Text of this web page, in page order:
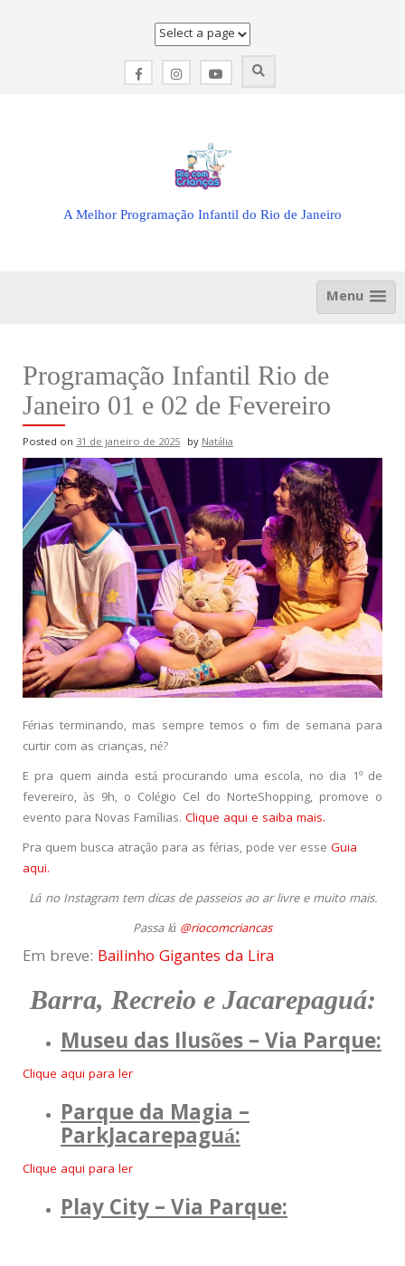
A Melhor Programação Infantil do Rio de Janeiro
Menu
Programação Infantil Rio de
Janeiro 01 e 02 de Fevereiro
Posted on 31 de janeiro de 2025 byNatália
Férias terminando, mas sempre temos o fim de semana para
curtir com as crianças, né?
E pra quem ainda está procurando uma escola, no dia 1º de
fevereiro, às 9h, o Colégio Cel do NorteShopping, promove o
evento para Novas Famílias. Clique aqui e saiba mais.
Pra quem busca atração para as férias, pode ver esse Guia
aqui.
Lá no Instagram tem dicas de passeios ao ar livre e muito mais.
Passa lá @riocomcriancas
Em breve: Bailinho Gigantes da Lira
Barra, Recreio e Jacarepaguá:
Museu das Ilusões – Via Parque:
Clique aqui para ler
Parque da Magia –
ParkJacarepaguá:
Clique aqui para ler
Play City – Via Parque: